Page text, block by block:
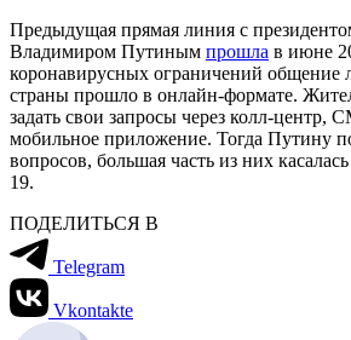
Предыдущая прямая линия с
Владимиром Путиным прошла в июне
коронавирусных ограничений общение
страны прошло в онлайн-формате.
задать свои запросы через колл-центр,
мобильное приложение. Тогда Путину
вопросов, большая часть из них
19.
ПОДЕЛИТЬСЯ В
Telegram
Vkontakte